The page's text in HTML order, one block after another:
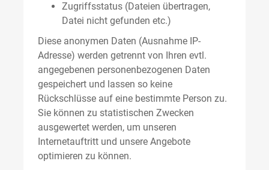
Zugriffsstatus (Dateien übertragen,
Datei nicht gefunden etc.)
Diese anonymen Daten (Ausnahme IP-
Adresse) werden getrennt von Ihren evtl.
angegebenen personenbezogenen Daten
gespeichert und lassen so keine
Rückschlüsse auf eine bestimmte Person zu.
Sie können zu statistischen Zwecken
ausgewertet werden, um unseren
Internetauftritt und unsere Angebote
optimieren zu können.